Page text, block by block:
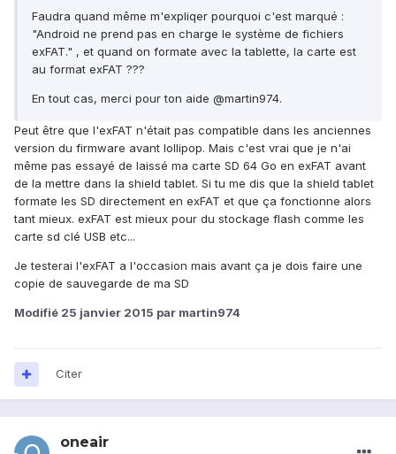
Faudra quand même m'expliqer pourquoi c'est marqué :
"Android ne prend pas en charge le système de fichiers
exFAT." , et quand on formate avec la tablette, la carte est
au format exFAT ???
En tout cas, merci pour ton aide @martin974.
Peut être que l'exFAT n'était pas compatible dans les anciennes
version du firmware avant lollipop. Mais c'est vrai que je n'ai
même pas essayé de laissé ma carte SD 64 Go en exFAT avant
de la mettre dans la shield tablet. Si tu me dis que la shield tablet
formate les SD directement en exFAT et que ça fonctionne alors
tant mieux. exFAT est mieux pour du stockage flash comme les
carte sd clé USB etc...
Je testerai l'exFAT a l'occasion mais avant ça je dois faire une
copie de sauvegarde de ma SD
Modifié 25 janvier 2015 par martin974
Citer
oneair